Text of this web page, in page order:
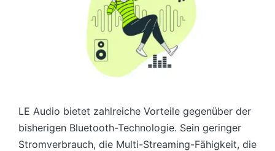
LE Audio bietet zahlreiche Vorteile gegenüber der
bisherigen Bluetooth-Technologie. Sein geringer
Stromverbrauch, die Multi-Streaming-Fähigkeit, die